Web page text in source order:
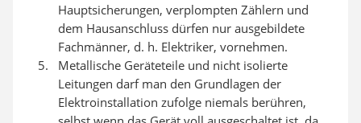
Hauptsicherungen, verplompten Zählern und
dem Hausanschluss dürfen nur ausgebildete
Fachmänner, d. h. Elektriker, vornehmen.
Metallische Geräteteile und nicht isolierte
Leitungen darf man den Grundlagen der
Elektroinstallation zufolge niemals berühren,